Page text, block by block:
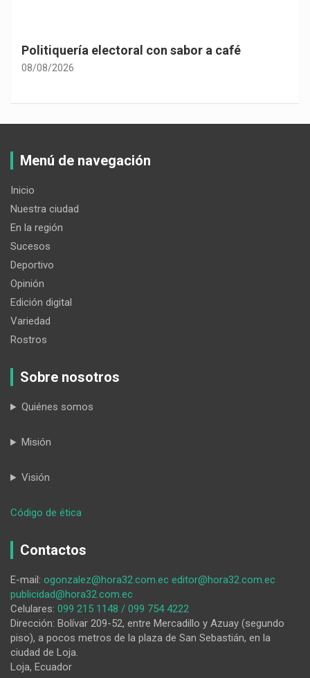
Politiquería electoral con sabor a café
08/08/2026
Menú de navegación
Inicio
Nuestra ciudad
En la región
Sucesos
Deportivo
Opinión
Edición digital
Variedad
Rostros
Sobre nosotros
Quiénes somos
Misión
Visión
Código de ética
presidenciales
Contactos
E-mail: ogonzalez@hora32.com.ec editor@hora32.com.ec
publicidad@hora32.com.ec
Celulares: 099 215 1148 / 099 754 4222
Dirección: Bolívar 209-52, entre Mercadillo y Azuay (segundo
piso), a pocos metros de la plaza de San Sebastián, en la
ciudad de Loja.
Loja, Ecuador